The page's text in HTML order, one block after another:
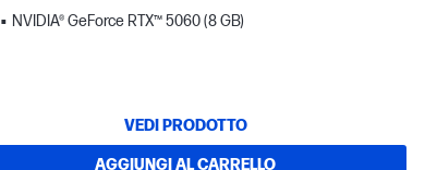
NVIDIA® GeForce RTX™ 5060 (8 GB)
VEDI PRODOTTO
AGGIUNGI AL CARRELLO